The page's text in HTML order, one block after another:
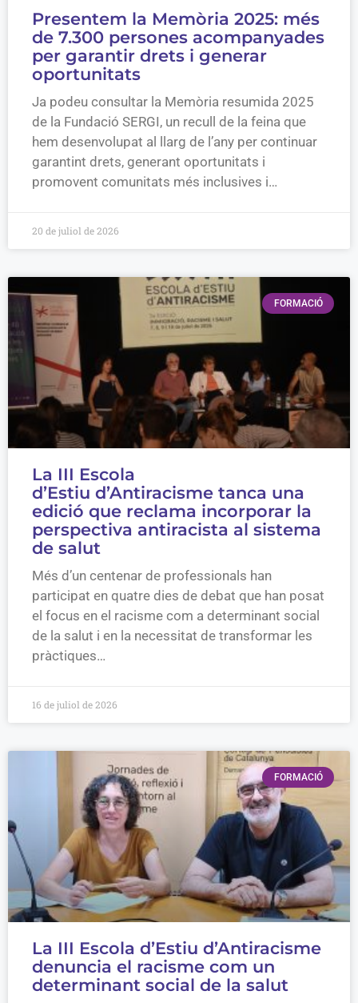
Presentem la Memòria 2025: més
de 7.300 persones acompanyades
per garantir drets i generar
oportunitats
Ja podeu consultar la Memòria resumida 2025
de la Fundació SERGI, un recull de la feina que
hem desenvolupat al llarg de l’any per continuar
garantint drets, generant oportunitats i
promovent comunitats més inclusives i…
20 de juliol de 2026
FORMACIÓ
La III Escola
d’Estiu d’Antiracisme tanca una
edició que reclama incorporar la
perspectiva antiracista al sistema
de salut
Més d’un centenar de professionals han
participat en quatre dies de debat que han posat
el focus en el racisme com a determinant social
de la salut i en la necessitat de transformar les
pràctiques…
16 de juliol de 2026
FORMACIÓ
La III Escola d’Estiu d’Antiracisme
denuncia el racisme com un
determinant social de la salut